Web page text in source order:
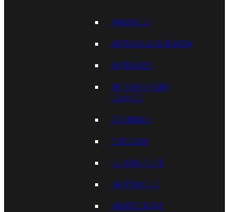
ANGUILLA
ANTIGUA & BARBUDA
BARBADOS
BRITISH VIRGIN
ISLANDS
DOMINICA
GRENADA
GUADELOUPE
MARTINIQUE
MONTSERRAT